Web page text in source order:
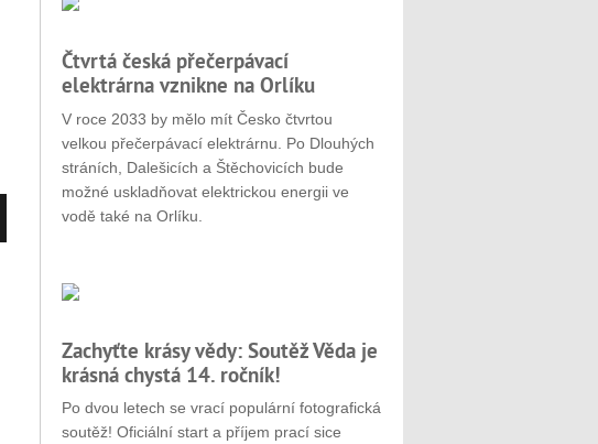
Čtvrtá česká přečerpávací
elektrárna vznikne na Orlíku
V roce 2033 by mělo mít Česko čtvrtou
velkou přečerpávací elektrárnu. Po Dlouhých
stráních, Dalešicích a Štěchovicích bude
možné uskladňovat elektrickou energii ve
vodě také na Orlíku.
Zachyťte krásy vědy: Soutěž Věda je
krásná chystá 14. ročník!
Po dvou letech se vrací populární fotografická
soutěž! Oficiální start a příjem prací sice